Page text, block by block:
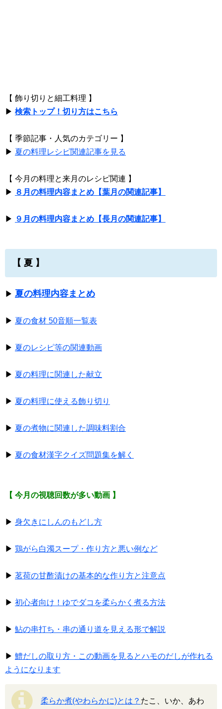
【 飾り切りと細工料理 】
▶ 検索トップ！切り方はこちら
【 季節記事・人気のカテゴリー 】
▶ 夏の料理レシピ関連記事を見る
【 今月の料理と来月のレシピ関連 】
▶ ８月の料理内容まとめ【葉月の関連記事】
▶ ９月の料理内容まとめ【長月の関連記事】
【 夏 】
▶ 夏の料理内容まとめ
▶ 夏の食材 50音順一覧表
▶ 夏のレシピ等の関連動画
▶ 夏の料理に関連した献立
▶ 夏の料理に使える飾り切り
▶ 夏の煮物に関連した調味料割合
▶ 夏の食材漢字クイズ問題集を解く
【 今月の視聴回数が多い動画 】
▶ 身欠きにしんのもどし方
▶ 鶏がら白濁スープ・作り方と悪い例など
▶ 茗荷の甘酢漬けの基本的な作り方と注意点
▶ 初心者向け！ゆでダコを柔らかく煮る方法
▶ 鮎の串打ち・串の通り道を見える形で解説
▶ 鱧だしの取り方・この動画を見るとハモのだしが作れる
ようになります
柔らか煮(やわらかに)とは？ たこ、いか、あわ